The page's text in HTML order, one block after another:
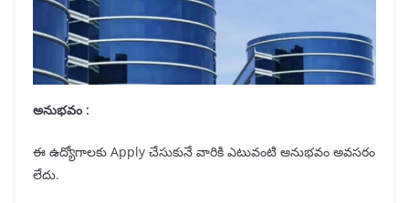
అనుభవం :
ఈ ఉద్యోగాలకు Apply చేసుకునే వారికి ఎటువంటి అనుభవం అవసరం
లేదు.